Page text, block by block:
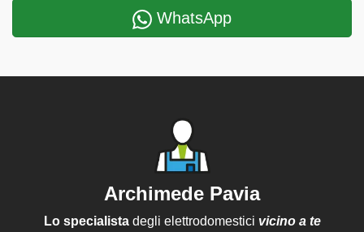
WhatsApp
Archimede Pavia
Lo specialistadegli elettrodomestici vicino a te